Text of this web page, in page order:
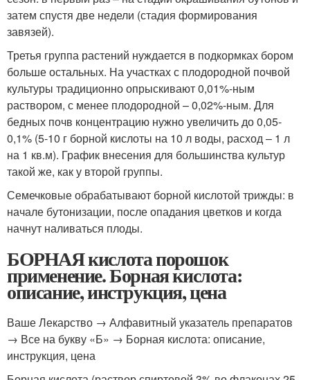
затем спустя две недели (стадия формирования
завязей).
Третья группа растений нуждается в подкормках бором
больше остальных. На участках с плодородной почвой
культуры традиционно опрыскивают 0,01%-ным
раствором, с менее плодородной – 0,02%-ным. Для
бедных почв концентрацию нужно увеличить до 0,05-
0,1% (5-10 г борной кислоты на 10 л воды, расход – 1 л
на 1 кв.м). График внесения для большинства культур
такой же, как у второй группы.
Семечковые обрабатывают борной кислотой трижды: в
начале бутонизации, после опадания цветков и когда
начнут наливаться плоды.
БОРНАЯ кислота порошок
применение. Борная кислота:
описание, инструкция, цена
Ваше Лекарство → Алфавитный указатель препаратов
→ Все на букву «Б» → Борная кислота: описание,
инструкция, цена